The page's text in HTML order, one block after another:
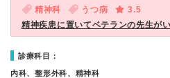
精神科 うつ病
3.5
精神疾患に置いてベテランの先生がい
診療科目：
内科、整形外科、精神科